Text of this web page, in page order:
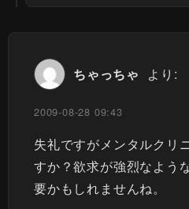
ちゃっちゃ より:
2009-08-28 09:43
失礼ですがメンタルクリ
すか？欲求が強烈なよう
要かもしれませんね。